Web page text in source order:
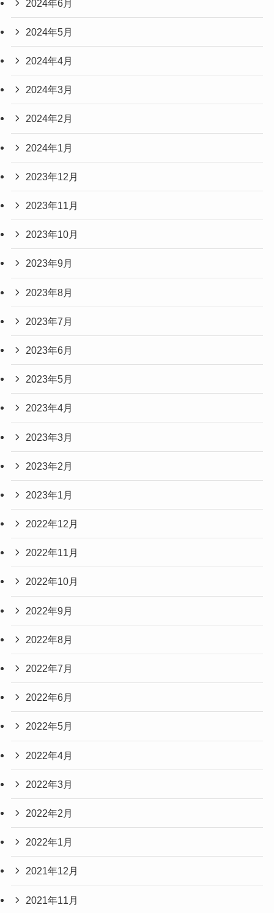
2024年6月
2024年5月
2024年4月
2024年3月
2024年2月
2024年1月
2023年12月
2023年11月
2023年10月
2023年9月
2023年8月
2023年7月
2023年6月
2023年5月
2023年4月
2023年3月
2023年2月
2023年1月
2022年12月
2022年11月
2022年10月
2022年9月
2022年8月
2022年7月
2022年6月
2022年5月
2022年4月
2022年3月
2022年2月
2022年1月
2021年12月
2021年11月